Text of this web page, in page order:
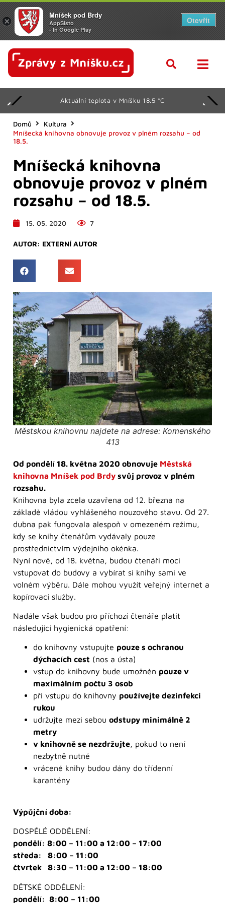
Aktuální teplota v Mníšku 18.5 °C
Domů
Kultura
Mníšecká knihovna obnovuje provoz v plném rozsahu – od
18.5.
Mníšecká knihovna
obnovuje provoz v plném
rozsahu – od 18.5.
15. 05. 2020 7
AUTOR: EXTERNÍ AUTOR
Městskou knihovnu najdete na adrese: Komenského
413
Od pondělí 18. května 2020 obnovuje Městská
knihovna Mníšek pod Brdy svůj provoz v plném
rozsahu.
Knihovna byla zcela uzavřena od 12. března na
základě vládou vyhlášeného nouzového stavu. Od 27.
dubna pak fungovala alespoň v omezeném režimu,
kdy se knihy čtenářům vydávaly pouze
prostřednictvím výdejního okénka.
Nyní nově, od 18. května, budou čtenáři moci
vstupovat do budovy a vybírat si knihy sami ve
volném výběru. Dále mohou využít veřejný internet a
kopírovací služby.
Nadále však budou pro příchozí čtenáře platit
následující hygienická opatření:
do knihovny vstupujte pouze s ochranou
dýchacích cest (nos a ústa)
vstup do knihovny bude umožněn pouze v
maximálním počtu 3 osob
při vstupu do knihovny používejte dezinfekci
rukou
udržujte mezi sebou odstupy minimálně 2
metry
v knihovně se nezdržujte, pokud to není
nezbytně nutné
vrácené knihy budou dány do třídenní
karantény
Výpůjční doba:
DOSPĚLÉ ODDĚLENÍ:
pondělí: 8:00 – 11:00 a 12:00 – 17:00
středa: 8:00 – 11:00
čtvrtek 8:30 – 11:00 a 12:00 – 18:00
DĚTSKÉ ODDĚLENÍ:
pondělí: 8:00 – 11:00
×
Mníšek pod Brdy
AppSisto
- In Google Play
Otevřít